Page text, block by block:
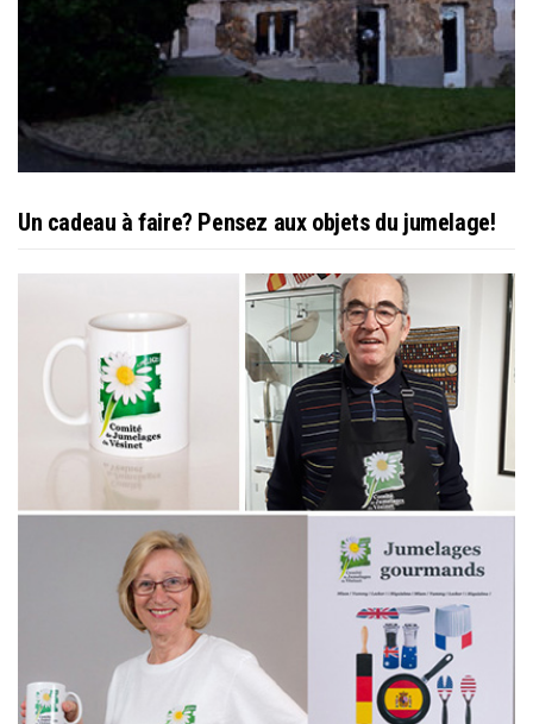
Un cadeau à faire? Pensez aux objets du jumelage!